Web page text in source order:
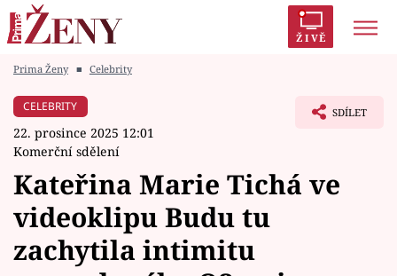
ŽIVĚ
Módní alarm
Témata
Celebrity
Prima Ženy ■ Celebrity
CELEBRITY
22. prosince 2025 12:01
Komerční sdělení
SDÍLET
Kateřina Marie Tichá ve
videoklipu Budu tu
zachytila intimitu